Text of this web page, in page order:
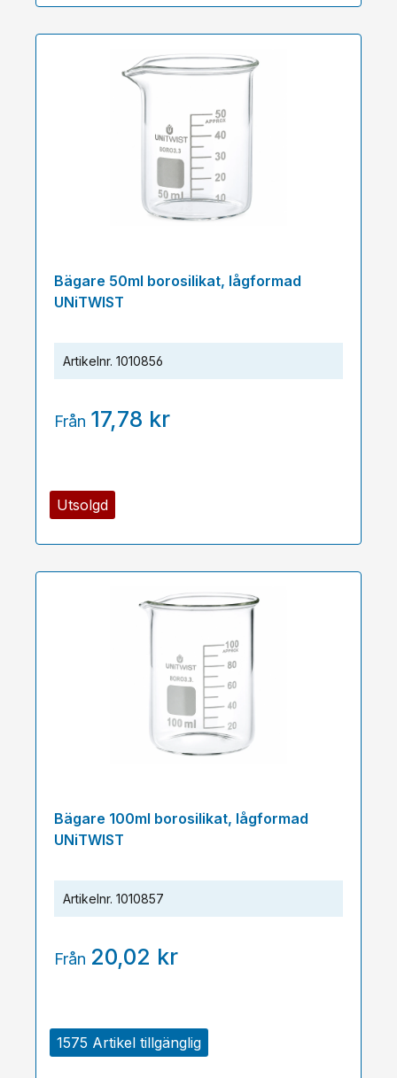
Utsolgd
Bägare 50ml borosilikat, lågformad
UNiTWIST
Artikelnr. 1010856
Från 17,78 kr
1575 Artikel tillgänglig
Bägare 100ml borosilikat, lågformad
UNiTWIST
Artikelnr. 1010857
Från 20,02 kr